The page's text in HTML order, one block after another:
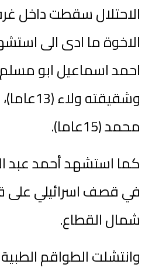
الاحتلال سقطت داخل
الاخوة ما ادى الى
وشقيقته
محمد (15عاما).
كما استشهد أحمد عبد
في قصف اسرائيلي على
شمال القطاع.
وانتشلت الطواقم